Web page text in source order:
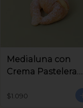
Medialuna con
Crema Pastelera
$1.090